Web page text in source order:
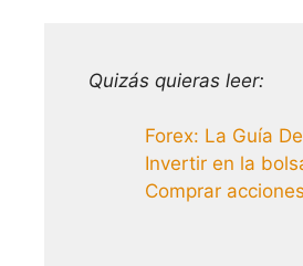
Quizás quieras leer:
Forex: La Guía
Invertir en la
Comprar